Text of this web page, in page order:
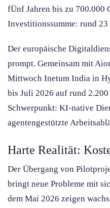
fÜnf Jahren bis zu 700.000
Investitionssumme: rund
Der europäische
prompt. Gemeinsam mit
Mittwoch Inetum India in
bis Juli 2026 auf rund
Schwerpunkt: KI-native
agentengestützte
Harte Realität:
Der Übergang von
bringt neue Probleme mit
dem Mai 2026 zeigen